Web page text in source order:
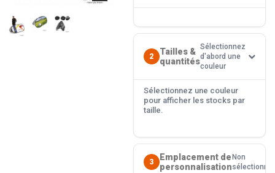
2
Tailles &
quantités
Sélectionnez
d'abord une
couleur
Sélectionnez une couleur
pour afficher les stocks par
taille.
3
Emplacement de
personnalisation
Non
sélectionné